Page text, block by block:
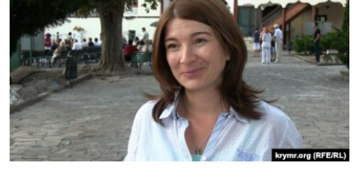
SÜRET
BLOGLAR
FİKİR
Русский
Українською